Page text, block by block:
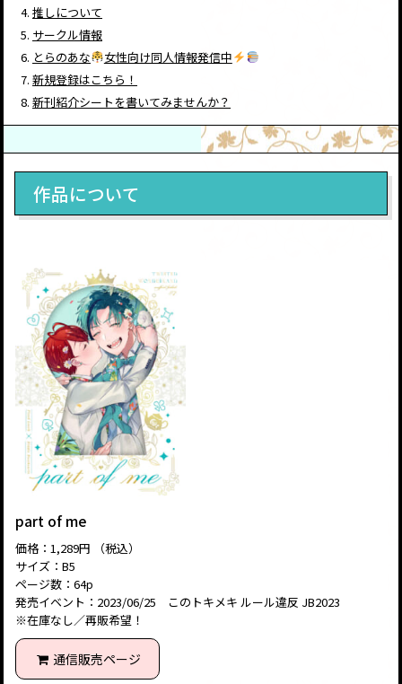
推しについて
サークル情報
とらのあな
女性向け同人情報発信中
新規登録はこちら！
新刊紹介シートを書いてみませんか？
作品について
part of me
価格：1,289円 （税込）
サイズ：B5
ページ数：64p
発売イベント：2023/06/25 このトキメキ ルール違反 JB2023
※在庫なし／再販希望！
通信販売ページ